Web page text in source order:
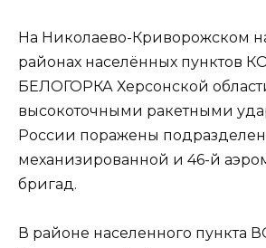
На Николаево-Криворожском
районах населённых пунктов
БЕЛОГОРКА Херсонской
высокоточными ракетными
России поражены
механизированной и 46-й
бригад.
В районе населенного пункта